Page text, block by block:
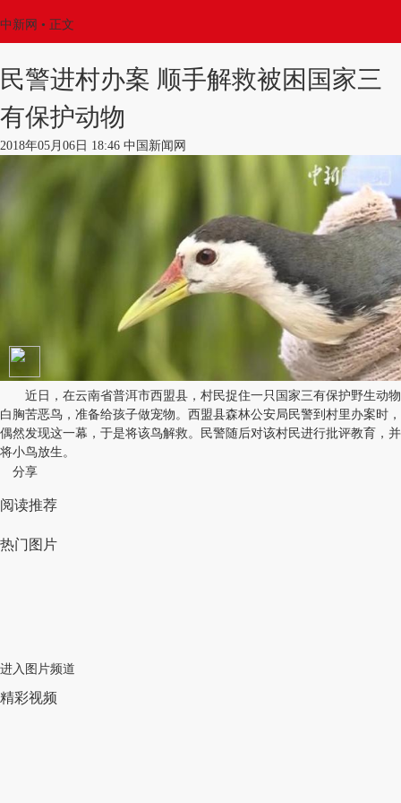
中新网 • 正文
民警进村办案 顺手解救被困国家三
有保护动物
2018年05月06日 18:46 中国新闻网
近日，在云南省普洱市西盟县，村民捉住一只国家三有保护野生动物
白胸苦恶鸟，准备给孩子做宠物。西盟县森林公安局民警到村里办案时，
偶然发现这一幕，于是将该鸟解救。民警随后对该村民进行批评教育，并
将小鸟放生。
分享
阅读推荐
热门图片
进入图片频道
精彩视频